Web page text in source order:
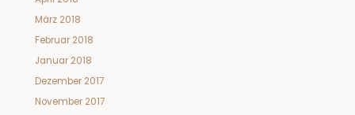
März 2018
Februar 2018
Januar 2018
Dezember 2017
November 2017